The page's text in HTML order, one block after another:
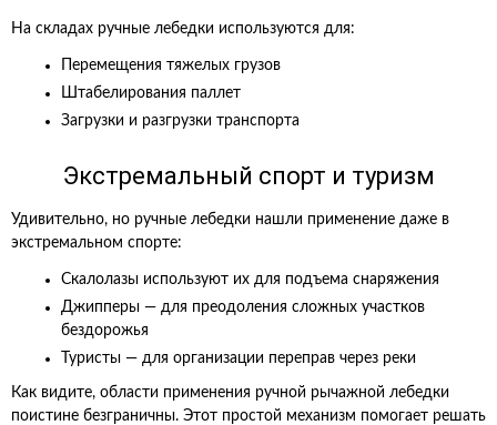
На складах ручные лебедки используются для:
Перемещения тяжелых грузов
Штабелирования паллет
Загрузки и разгрузки транспорта
Экстремальный спорт и туризм
Удивительно, но ручные лебедки нашли применение даже в
экстремальном спорте:
Скалолазы используют их для подъема снаряжения
Джипперы — для преодоления сложных участков
бездорожья
Туристы — для организации переправ через реки
Как видите, области применения ручной рычажной лебедки
поистине безграничны. Этот простой механизм помогает решать